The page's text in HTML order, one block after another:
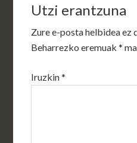
Utzi erantzuna
Zure e-posta helbidea ez
Beharrezko eremuak*
Iruzkin*